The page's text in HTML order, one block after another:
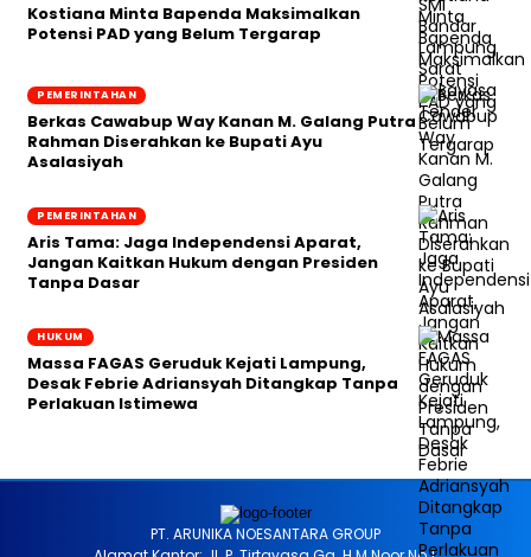
Kostiana Minta Bapenda Maksimalkan
Potensi PAD yang Belum Tergarap
PEMERINTAHAN
Berkas Cawabup Way Kanan M. Galang Putra
Rahman Diserahkan ke Bupati Ayu
Asalasiyah
PEMERINTAHAN
Aris Tama: Jaga Independensi Aparat,
Jangan Kaitkan Hukum dengan Presiden
Tanpa Dasar
HUKUM
Massa FAGAS Geruduk Kejati Lampung,
Desak Febrie Adriansyah Ditangkap Tanpa
Perlakuan Istimewa
PT. ARUNIKA NOESANTARA GROUP